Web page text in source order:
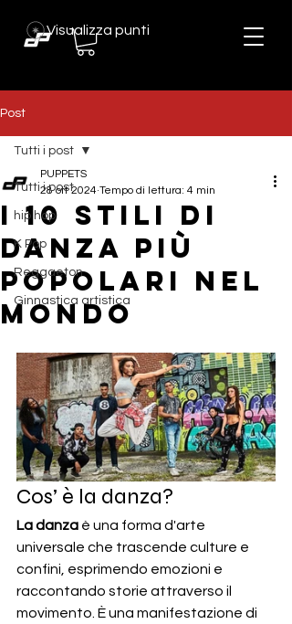
Visualizza punti
Post
Tutti i post
hip hop
K Pop
Reggaeton
Ginnastica artistica
Tutti i post
I 10 stili di
Danza più
popolari nel
mondo
PUPPETS
28 ott 2024 Tempo di lettura: 4 min
Cos’ è la danza?
La danza è una forma d'arte
universale che trascende culture e
confini, esprimendo emozioni e
raccontando storie attraverso il
movimento. È una manifestazione di